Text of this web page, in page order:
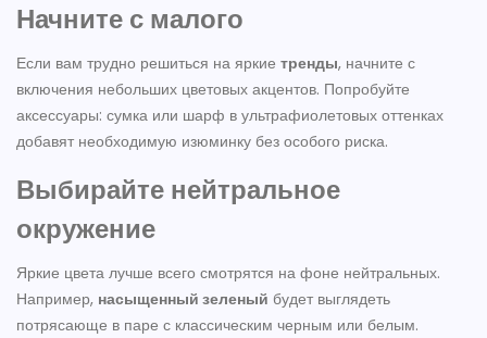
Начните с малого
Если вам трудно решиться на яркие тренды, начните с
включения небольших цветовых акцентов. Попробуйте
аксессуары: сумка или шарф в ультрафиолетовых оттенках
добавят необходимую изюминку без особого риска.
Выбирайте нейтральное
окружение
Яркие цвета лучше всего смотрятся на фоне нейтральных.
Например, насыщенный зеленый будет выглядеть
потрясающе в паре с классическим черным или белым.